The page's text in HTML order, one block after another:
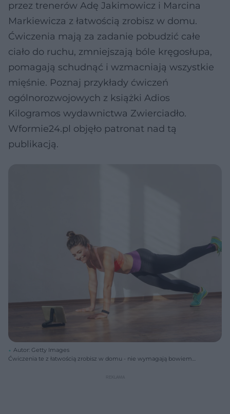
przez trenerów Adę Jakimowicz i Marcina
Markiewicza z łatwością zrobisz w domu.
Ćwiczenia mają za zadanie pobudzić całe
ciało do ruchu, zmniejszają bóle kręgosłupa,
pomagają schudnąć i wzmacniają wszystkie
mięśnie. Poznaj przykłady ćwiczeń
ogólnorozwojowych z książki Adios
Kilogramos wydawnictwa Zwierciadło.
Wformie24.pl objęło patronat nad tą
publikacją.
Autor: Getty Images
Ćwiczenia te z łatwością zrobisz w domu - nie wymagają bowiem